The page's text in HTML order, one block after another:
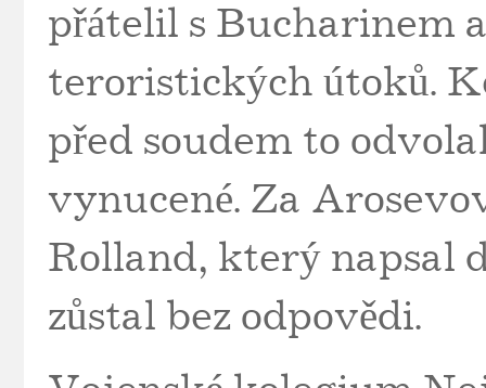
přátelil s Bucharinem
teroristických útoků.
před soudem to
vynucené. Za
Rolland, který napsal
zůstal bez odpovědi.